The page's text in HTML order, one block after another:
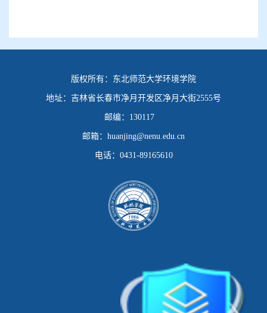
版权所有： 东北师范大学环境学院
地址： 吉林省长春市净月开发区净月大街2555号
邮编： 130117
邮箱： huanjing@nenu.edu.cn
电话： 0431-89165610